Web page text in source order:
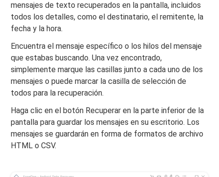
mensajes de texto recuperados en la pantalla, incluidos
todos los detalles, como el destinatario, el remitente, la
fecha y la hora.
Encuentra el mensaje específico o los hilos del mensaje
que estabas buscando. Una vez encontrado,
simplemente marque las casillas junto a cada uno de los
mensajes o puede marcar la casilla de selección de
todos para la recuperación.
Haga clic en el botón Recuperar en la parte inferior de la
pantalla para guardar los mensajes en su escritorio. Los
mensajes se guardarán en forma de formatos de archivo
HTML o CSV.